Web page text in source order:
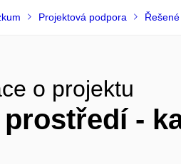
Projektová podpora
o projektu
-